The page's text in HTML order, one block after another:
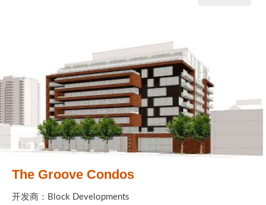
The Groove Condos
开发商：Block Developments